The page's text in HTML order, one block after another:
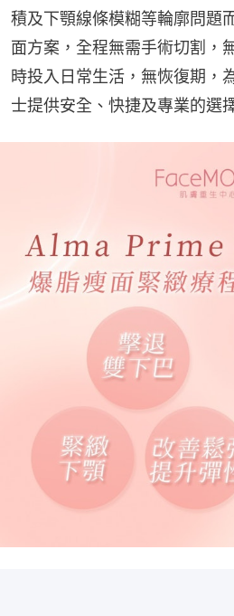
積及下顎線條模糊等輪廓問題
面方案，全程無需手術切割，
時投入日常生活，無恢復期，
士提供安全、快捷及專業的選